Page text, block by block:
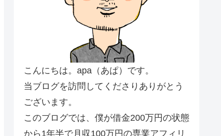
こんにちは。apa（あぱ）です。
当ブログを訪問してくださりありがとう
ございます。
このブログでは、僕が借金200万円の状態
から1年半で月収100万円の専業アフィリ